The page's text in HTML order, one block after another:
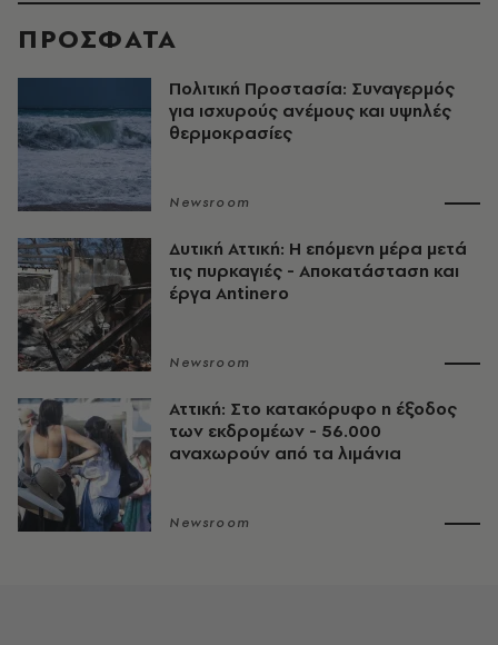
ΠΡΟΣΦΑΤΑ
Πολιτική Προστασία: Συναγερμός
για ισχυρούς ανέμους και υψηλές
θερμοκρασίες
Newsroom
Δυτική Αττική: Η επόμενη μέρα μετά
τις πυρκαγιές - Αποκατάσταση και
έργα Antinero
Newsroom
Αττική: Στο κατακόρυφο η έξοδος
των εκδρομέων - 56.000
αναχωρούν από τα λιμάνια
Newsroom